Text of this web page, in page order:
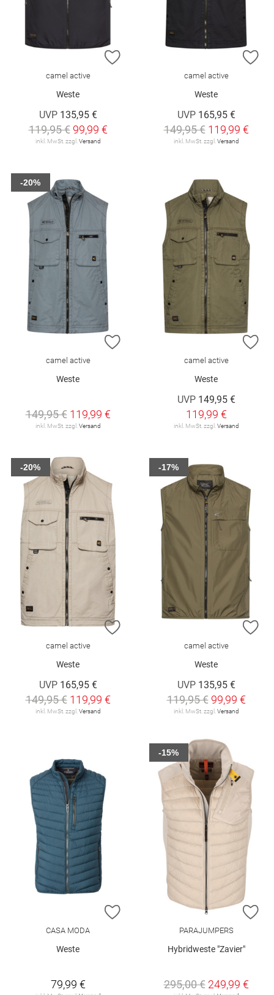
ZUR WUNSCHLISTE HINZUFÜGEN
camel active
Weste
UVP 135,95 €
119,95 € 99,99 €
inkl. MwSt. zzgl. Versand
camel active
Weste
UVP 165,95 €
149,95 € 119,99 €
inkl. MwSt. zzgl. Versand
ZUR WUNSCHLISTE HINZUFÜGEN
camel active
Weste
149,95 € 119,99 €
inkl. MwSt. zzgl.Versand
-20%
camel active
Weste
UVP 149,95 €
119,99 €
inkl. MwSt. zzgl.Versand
ZUR WUNSCHLISTE HINZUFÜGEN
camel active
Weste
UVP 165,95 €
149,95 € 119,99 €
inkl. MwSt. zzgl. Versand
-20%
camel active
Weste
UVP 135,95 €
119,95 € 99,99 €
inkl. MwSt. zzgl. Versand
-17%
ZUR WUNSCHLISTE HINZUFÜGEN
CASA MODA
Weste
79,99 €
PARAJUMPERS
Hybridweste "Zavier"
295,00 € 249,99 €
-15%